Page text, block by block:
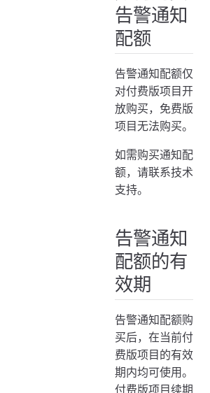
如何购买
告警通知
配额
告警通知配额仅
放购买，免费版
项目无法购买。
支持。
告警通知
配额的有
效期
告警通知配额购
买后，在当前付